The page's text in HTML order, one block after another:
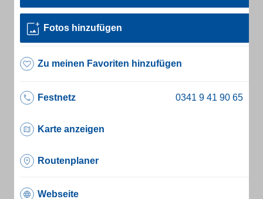
Fotos hinzufügen
Zu meinen Favoriten hinzufügen
Festnetz
Karte anzeigen
Routenplaner
Webseite